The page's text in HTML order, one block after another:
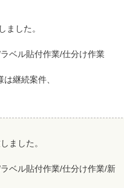
ました。
ベル貼付作業/仕分け作業
継続案件、
ました。
ベル貼付作業/仕分け作業/新